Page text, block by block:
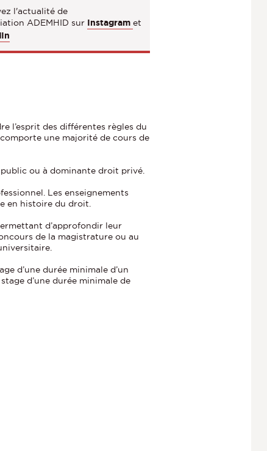
l'actualité de
ADEMHID sur Instagram et
l’esprit des différentes règles du
une majorité de cours de
ou à dominante droit privé.
Les enseignements
en histoire du droit.
d’approfondir leur
de la magistrature ou au
d’une durée minimale d’un
d’une durée minimale de